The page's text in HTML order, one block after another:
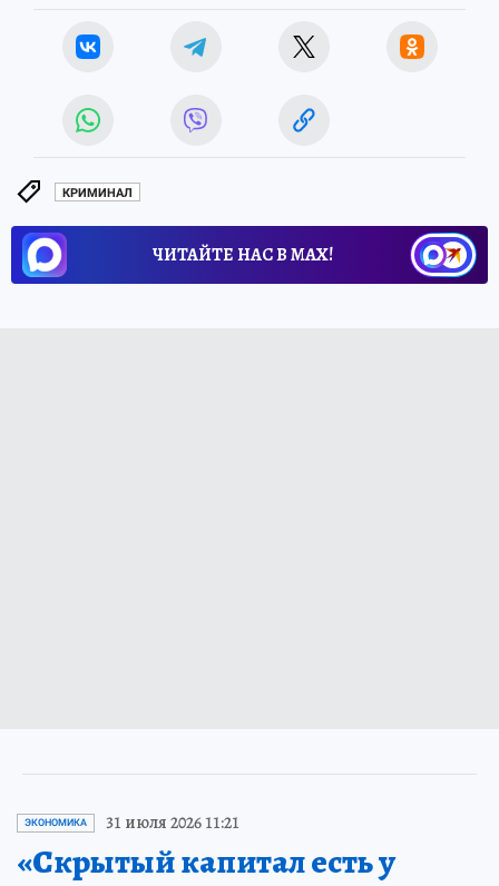
КРИМИНАЛ
ЧИТАЙТЕ НАС В МАХ!
ЭКОНОМИКА 31 июля 2026 11:21
«Скрытый капитал есть у